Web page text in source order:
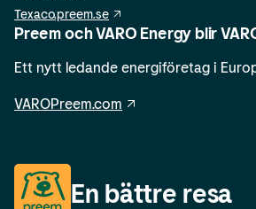
Texaco.preem.se
Preem och VARO Energy blir
Ett nytt ledande energiföretag i
VAROPreem.com
En bättre resa